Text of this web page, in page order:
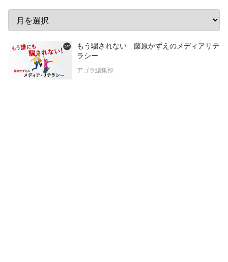
もう騙されない 藤原かずえのメディアリテ
ラシー
アゴラ編集部